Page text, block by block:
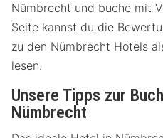
Nümbrecht und buche mit
Seite kannst du die
zu den Nümbrecht Hotels
lesen.
Unsere Tipps zur
Nümbrecht